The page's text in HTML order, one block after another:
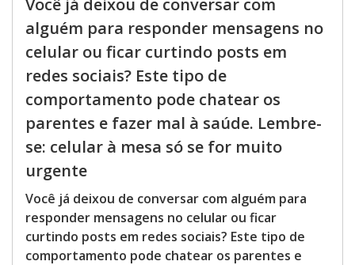
Você já deixou de conversar com
alguém para responder mensagens no
celular ou ficar curtindo posts em
redes sociais? Este tipo de
comportamento pode chatear os
parentes e fazer mal à saúde. Lembre-
se: celular à mesa só se for muito
urgente
Você já deixou de conversar com alguém para
responder mensagens no celular ou ficar
curtindo posts em redes sociais? Este tipo de
comportamento pode chatear os parentes e